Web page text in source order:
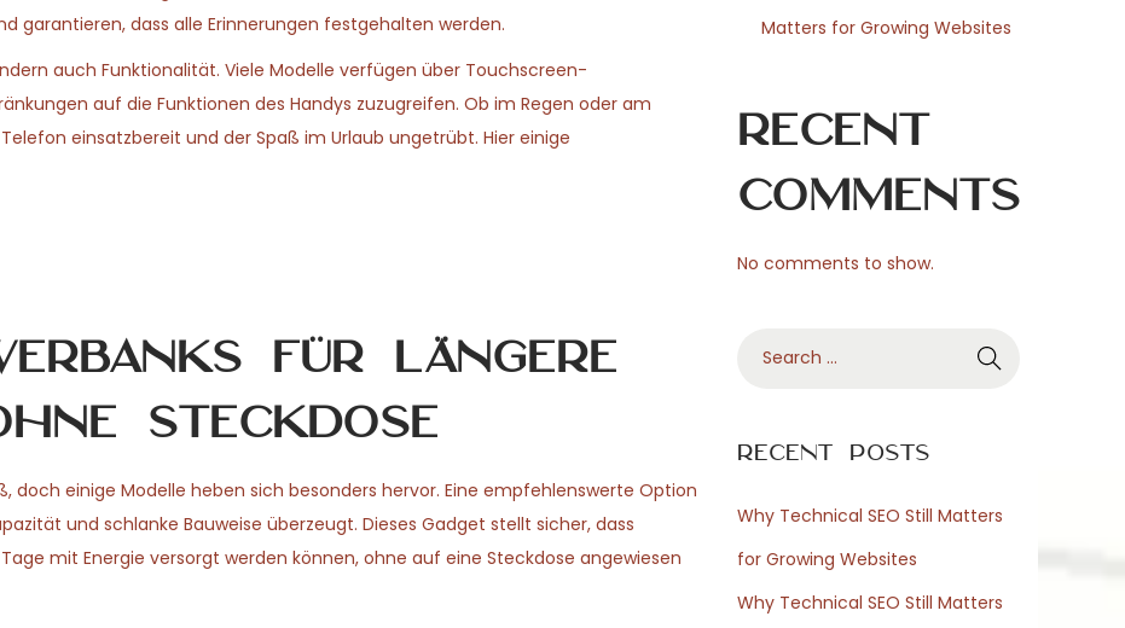
garantieren, dass alle Erinnerungen festgehalten werden.
auch Funktionalität. Viele Modelle verfügen über Touchscreen-
auf die Funktionen des Handys zuzugreifen. Ob im Regen oder am
einsatzbereit und der Spaß im Urlaub ungetrübt. Hier einige
für längere
Steckdose
doch einige Modelle heben sich besonders hervor. Eine empfehlenswerte Option
und schlanke Bauweise überzeugt. Dieses Gadget stellt sicher, dass
mit Energie versorgt werden können, ohne auf eine Steckdose angewiesen
Matters for Growing Websites
Recent
Comments
No comments to show.
r
h
f
r
Recent Posts
Why Technical SEO Still Matters
for Growing Websites
Why Technical SEO Still Matters